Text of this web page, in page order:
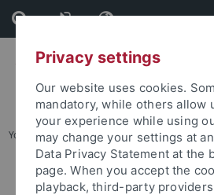
Skip
to
content
Skip
to
footer
You are here: Home ... attempto
Press releases
Privacy settings
Our website uses cookies.
mandatory, while others allow
your experience while using
may change your settings at
Data Privacy Statement at the
page. When you accept the
playback, third-party